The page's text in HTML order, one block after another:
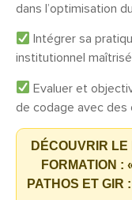
dans l’optimisation
Intégrer sa
institutionnel
Evaluer et
de codage avec
DÉCOUVRIR
FORMATION :
PATHOS ET